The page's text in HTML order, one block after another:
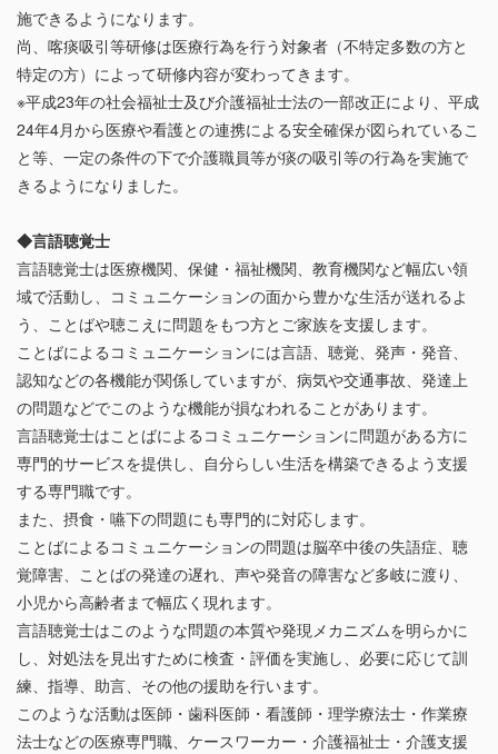
施できるようになります。
尚、喀痰吸引等研修は医療行為を行う対象者（不特定多数の方と
特定の方）によって研修内容が変わってきます。
※平成23年の社会福祉士及び介護福祉士法の一部改正により、平成
24年4月から医療や看護との連携による安全確保が図られているこ
と等、一定の条件の下で介護職員等が痰の吸引等の行為を実施で
きるようになりました。
◆言語聴覚士
言語聴覚士は医療機関、保健・福祉機関、教育機関など幅広い領
域で活動し、コミュニケーションの面から豊かな生活が送れるよ
う、ことばや聴こえに問題をもつ方とご家族を支援します。
ことばによるコミュニケーションには言語、聴覚、発声・発音、
認知などの各機能が関係していますが、病気や交通事故、発達上
の問題などでこのような機能が損なわれることがあります。
言語聴覚士はことばによるコミュニケーションに問題がある方に
専門的サービスを提供し、自分らしい生活を構築できるよう支援
する専門職です。
また、摂食・嚥下の問題にも専門的に対応します。
ことばによるコミュニケーションの問題は脳卒中後の失語症、聴
覚障害、ことばの発達の遅れ、声や発音の障害など多岐に渡り、
小児から高齢者まで幅広く現れます。
言語聴覚士はこのような問題の本質や発現メカニズムを明らかに
し、対処法を見出すために検査・評価を実施し、必要に応じて訓
練、指導、助言、その他の援助を行います。
このような活動は医師・歯科医師・看護師・理学療法士・作業療
法士などの医療専門職、ケースワーカー・介護福祉士・介護支援